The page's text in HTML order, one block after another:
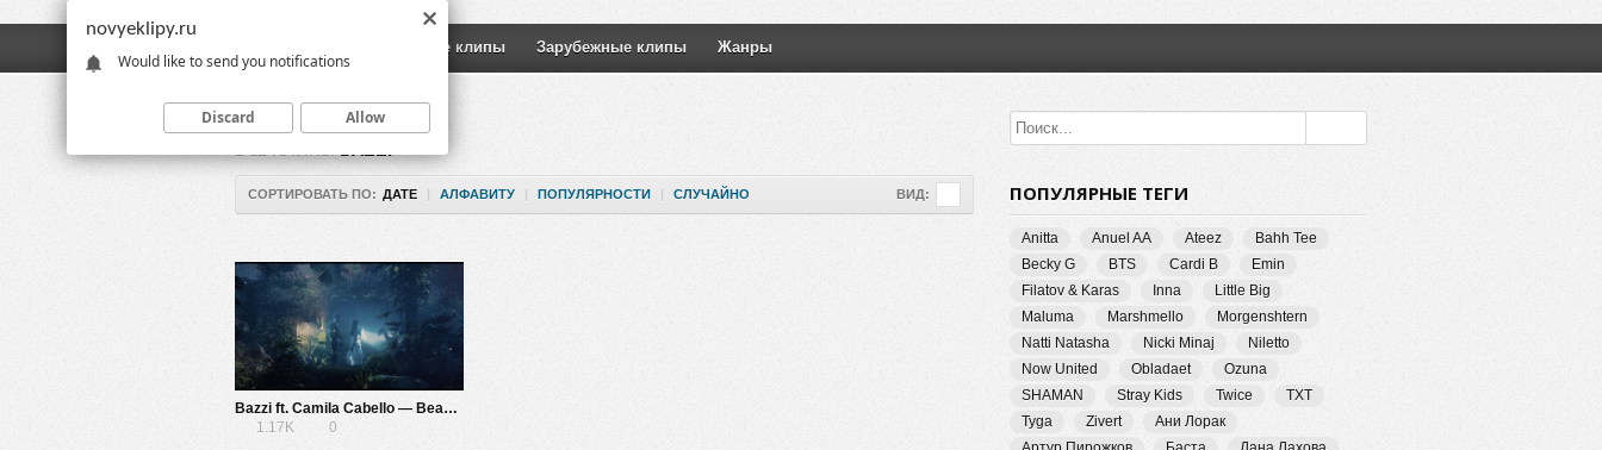
Русские клипы Зарубежные клипы Жанры
ВСЕ КЛИПЫ BAZZI
СОРТИРОВАТЬ ПО: ДАТЕ | АЛФАВИТУ | ПОПУЛЯРНОСТИ | СЛУЧАЙНО ВИД:
Bazzi ft. Camila Cabello — Beautiful
1.17K
0
ПОПУЛЯРНЫЕ ТЕГИ
Anitta Anuel AA Ateez
Bahh Tee
Becky G
BTS Cardi B
Emin
Filatov & Karas
Inna
Little Big
Maluma
Marshmello
Morgenshtern
Natti Natasha
Nicki Minaj
Niletto
Now United
Obladaet
Ozuna
SHAMAN
Stray Kids Twice
TXT
Tyga
Zivert
Ани Лорак
novyeklipy.ru
Would like to send you notifications
Discard Allow